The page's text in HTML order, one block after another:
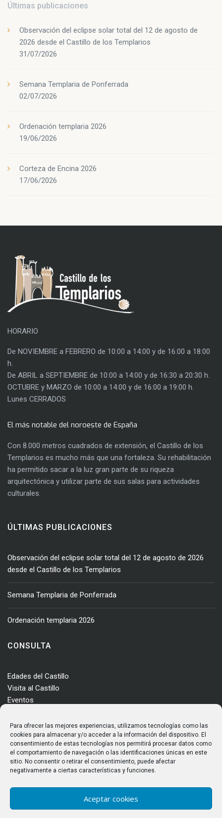
Para ofrecer las mejores experiencias, utilizamos tecnologías como las
cookies para almacenar y/o acceder a la información del dispositivo. El
consentimiento de estas tecnologías nos permitirá procesar datos como
el comportamiento de navegación o las identificaciones únicas en este
sitio. No consentir o retirar el consentimiento, puede afectar
negativamente a ciertas características y funciones.
Aceptar cookies
Últimas publicaciones
Observación del eclipse solar total del 12 de agosto de
2026 desde el Castillo de los Templarios
31/07/2026
Semana Templaria de Ponferrada
02/07/2026
Ordenación templaria 2026
19/06/2026
Corteza de Encina 2026
17/06/2026
HORARIO
De NOVIEMBRE a FEBRERO de 10:00 a 14:00 y de 16:00 a 18:00
h.
De ABRIL a SEPTIEMBRE de 10:00 a 14:00 y de 16:30 a 20:30 h.
OCTUBRE y MARZO de 10:00 a 14:00 y de 16:00 a 19:00 h.
Lunes CERRADOS
El más notable del noroeste de España
Con 8.000 metros cuadrados de extensión, el Castillo de los
Templarios es mucho más que una fortaleza. Su rehabilitación
ha permitido sacar a la luz gran parte de su riqueza
arquitectónica y utilizar parte de sus salas para actividades
culturales.
ÚLTIMAS PUBLICACIONES
Observación del eclipse solar total del 12 de agosto de 2026
desde el Castillo de los Templarios
Semana Templaria de Ponferrada
Ordenación templaria 2026
CONSULTA
Edades del Castillo
Visita al Castillo
Eventos
Enclave
Más información
Consultas
Horarios y tarifas